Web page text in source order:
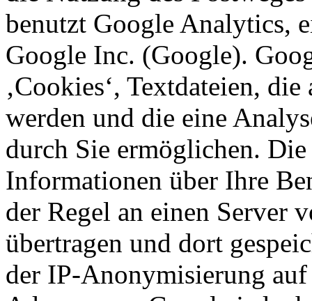
benutzt Google Analytics,
Google Inc. (Google).
‚Cookies‘, Textdateien,
werden und die eine
durch Sie ermöglichen.
Informationen über Ihre
der Regel an einen Server
übertragen und dort
der IP-Anonymisierung